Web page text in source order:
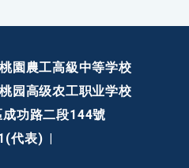
園農工高級中等学校
园高级农工职业学校
功路二段144號
代表)